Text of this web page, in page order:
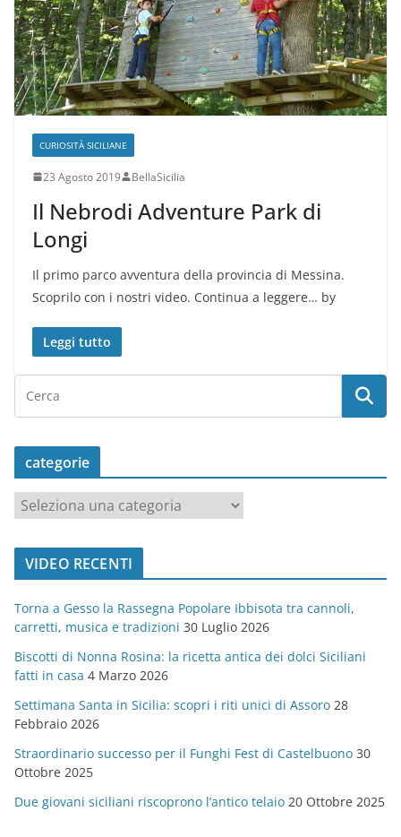
CURIOSITÀ SICILIANE
23 Agosto 2019 BellaSicilia
Il Nebrodi Adventure Park di
Longi
Il primo parco avventura della provincia di Messina.
Scoprilo con i nostri video. Continua a leggere… by
Leggi tutto
categorie
a
t
o
r
i
e
VIDEO RECENTI
Torna a Gesso la Rassegna Popolare Ibbisota tra cannoli,
carretti, musica e tradizioni 30 Luglio 2026
Biscotti di Nonna Rosina: la ricetta antica dei dolci Siciliani
fatti in casa 4 Marzo 2026
Settimana Santa in Sicilia: scopri i riti unici di Assoro 28
Febbraio 2026
Straordinario successo per il Funghi Fest di Castelbuono 30
Ottobre 2025
Due giovani siciliani riscoprono l’antico telaio 20 Ottobre 2025